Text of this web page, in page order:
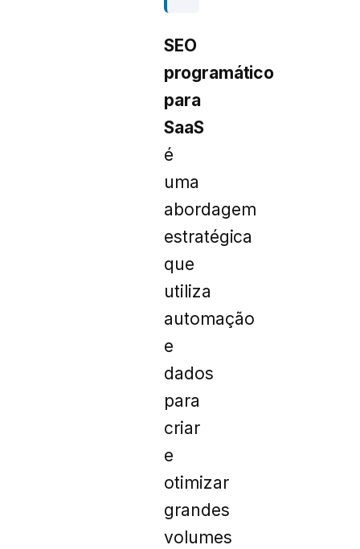
SEO
programático
para
SaaS
é
uma
abordagem
estratégica
que
utiliza
automação
e
dados
para
criar
e
otimizar
grandes
volumes